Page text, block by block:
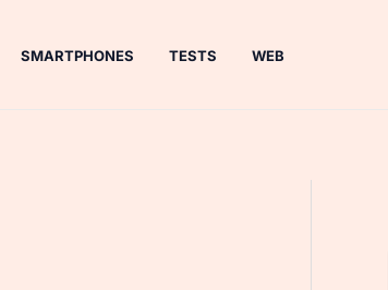
SMARTPHONES TESTS WEB